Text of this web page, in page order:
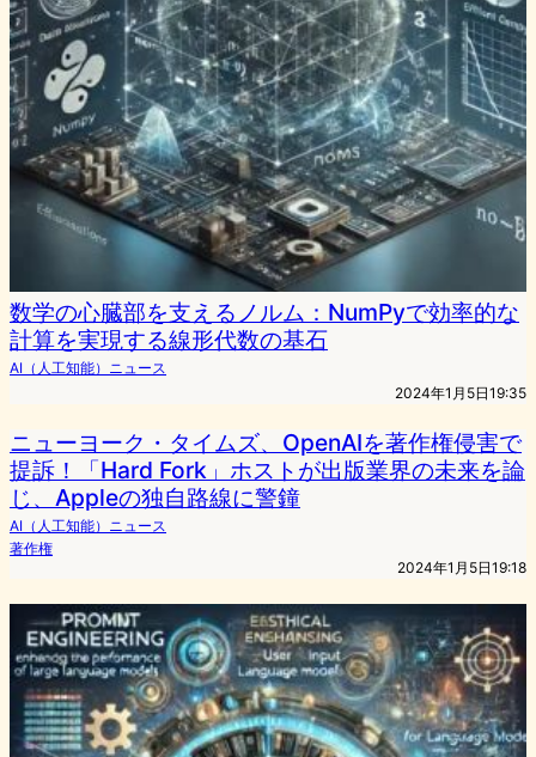
数学の心臓部を支えるノルム：NumPyで効率的な
計算を実現する線形代数の基石
AI（人工知能）ニュース
2024年1月5日19:35
ニューヨーク・タイムズ、OpenAIを著作権侵害で
提訴！「Hard Fork」ホストが出版業界の未来を論
じ、Appleの独自路線に警鐘
AI（人工知能）ニュース
著作権
2024年1月5日19:18